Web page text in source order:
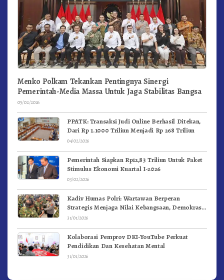
Menko Polkam Tekankan Pentingnya Sinergi
Pemerintah-Media Massa Untuk Jaga Stabilitas Bangsa
05/02/2026
PPATK: Transaksi Judi Online Berhasil Ditekan,
Dari Rp 1.1000 Triliun Menjadi Rp 268 Triliun
04/02/2026
Pemerintah Siapkan Rp12,83 Triliun Untuk Paket
Stimulus Ekonomi Kuartal I-2026
03/02/2026
Kadiv Humas Polri: Wartawan Berperan
Strategis Menjaga Nilai Kebangsaan, Demokrasi,
dan NKRI
31/01/2026
Kolaborasi Pemprov DKI-YouTube Perkuat
Pendidikan Dan Kesehatan Mental
31/01/2026